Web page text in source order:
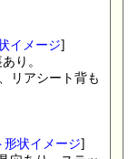
イメージ]
り。
リアシート背も
形状イメージ]